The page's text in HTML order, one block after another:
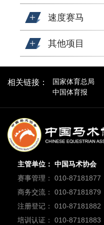
速度赛马
其他项目
相关链接： 国家体育总局
中国体育报
主管单位： 中国马术协会
赛事管理： 010-87181877
商务交流： 010-87181879
注册登记： 010-87181882
培训认证： 010-87181883